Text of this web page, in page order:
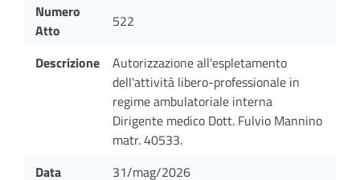
Numero
Atto
522
Descrizione
Autorizzazione all'espletamento
dell'attività libero-professionale in
regime ambulatoriale interna
Dirigente medico Dott. Fulvio Mannino
matr. 40533.
Data
31/mag/2026